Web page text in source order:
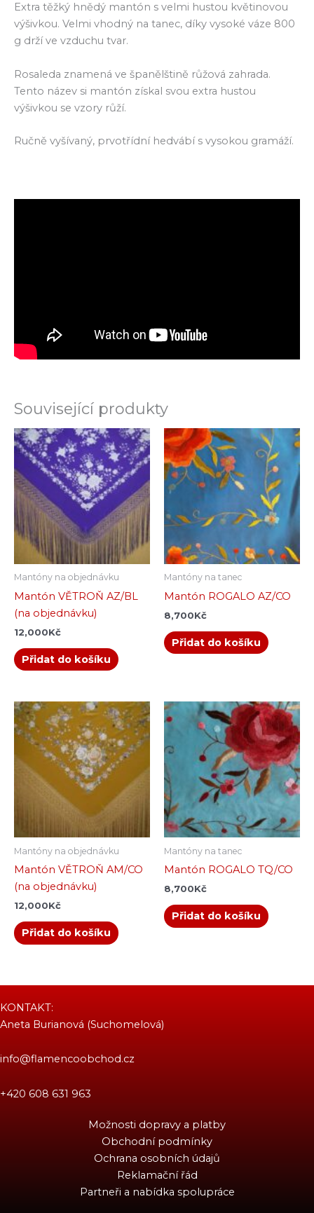
Extra těžký hnědý mantón s velmi hustou květinovou
výšivkou. Velmi vhodný na tanec, díky vysoké váze 800
g drží ve vzduchu tvar.
Rosaleda znamená ve španělštině růžová zahrada.
Tento název si mantón získal svou extra hustou
výšivkou se vzory růží.
Ručně vyšívaný, prvotřídní hedvábí s vysokou gramáží.
Související produkty
Mantóny na objednávku
Mantón VĚTROŇ AZ/BL
(na objednávku)
12,000Kč
Přidat do košíku
Mantóny na tanec
Mantón ROGALO AZ/CO
8,700Kč
Přidat do košíku
Mantóny na objednávku
Mantón VĚTROŇ AM/CO
(na objednávku)
12,000Kč
Přidat do košíku
Mantóny na tanec
Mantón ROGALO TQ/CO
8,700Kč
Přidat do košíku
KONTAKT:
Aneta Burianová (Suchomelová)
info@flamencoobchod.cz
+420 608 631 963
Možnosti dopravy a platby
Obchodní podmínky
Ochrana osobních údajů
Reklamační řád
Partneři a nabídka spolupráce